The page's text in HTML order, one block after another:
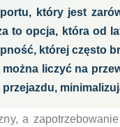
który jest
to opcja, która od
której często
liczyć na
a